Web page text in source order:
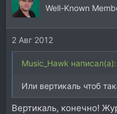
и
и
:
Well-Known
2 Авг 2012
Music_Hawk написал(а):
Или вертикаль чтоб
Вертикаль, конечно!